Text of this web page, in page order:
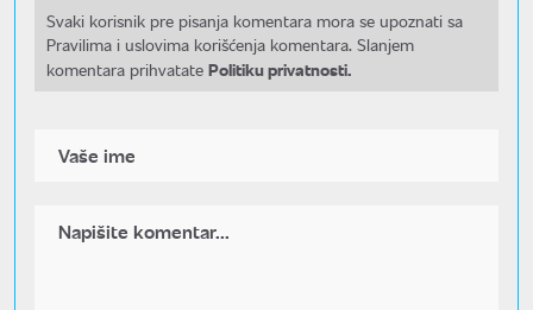
Svaki korisnik pre pisanja komentara mora se upoznati sa
Pravilima i uslovima korišćenja komentara. Slanjem
komentara prihvatate Politiku privatnosti.